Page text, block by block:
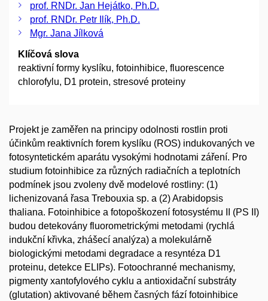
prof. RNDr. Jan Hejátko, Ph.D.
prof. RNDr. Petr Ilík, Ph.D.
Mgr. Jana Jílková
Klíčová slova
reaktivní formy kyslíku, fotoinhibice, fluorescence
chlorofylu, D1 protein, stresové proteiny
Projekt je zaměřen na principy odolnosti rostlin proti
účinkům reaktivních forem kyslíku (ROS) indukovaných ve
fotosyntetickém aparátu vysokými hodnotami záření. Pro
studium fotoinhibice za různých radiačních a teplotních
podmínek jsou zvoleny dvě modelové rostliny: (1)
lichenizovaná řasa Trebouxia sp. a (2) Arabidopsis
thaliana. Fotoinhibice a fotopoškození fotosystému II (PS II)
budou detekovány fluorometrickými metodami (rychlá
indukční křivka, zhášecí analýza) a molekulárně
biologickými metodami degradace a resyntéza D1
proteinu, detekce ELIPs). Fotoochranné mechanismy,
pigmenty xantofylového cyklu a antioxidační substráty
(glutation) aktivované během časných fází fotoinhibice